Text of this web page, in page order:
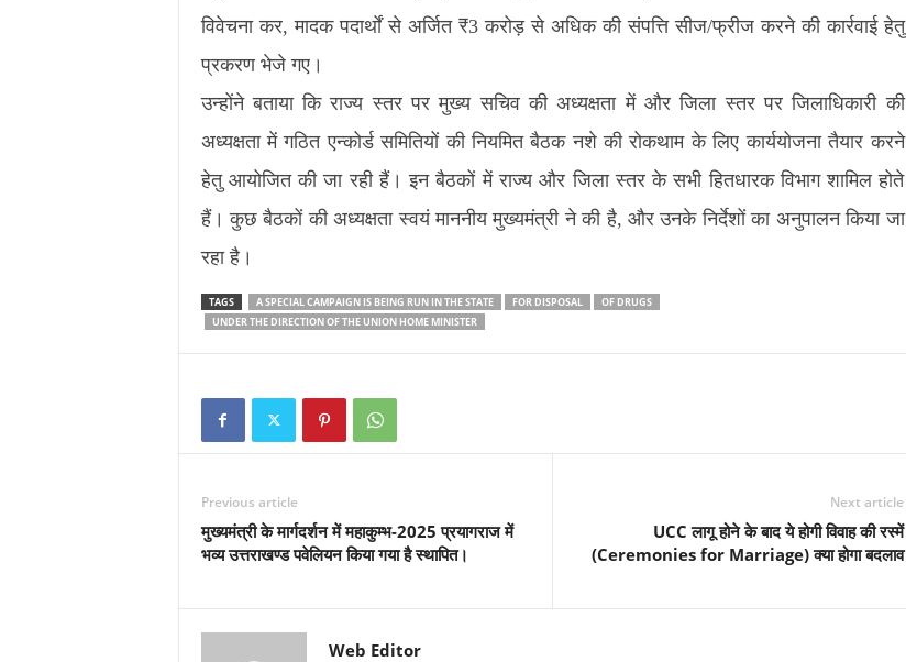
विवेचना कर, मादक पदार्थों से अर्जित ₹3 करोड़ से अधिक की संपत्ति सीज/फ्रीज करने की कार्रवाई हेतु
प्रकरण भेजे गए।
उन्होंने बताया कि राज्य स्तर पर मुख्य सचिव की अध्यक्षता में और जिला स्तर पर जिलाधिकारी की
अध्यक्षता में गठित एन्कोर्ड समितियों की नियमित बैठक नशे की रोकथाम के लिए कार्ययोजना तैयार करने
हेतु आयोजित की जा रही हैं। इन बैठकों में राज्य और जिला स्तर के सभी हितधारक विभाग शामिल होते
हैं। कुछ बैठकों की अध्यक्षता स्वयं माननीय मुख्यमंत्री ने की है, और उनके निर्देशों का अनुपालन किया जा
रहा है।
TAGS A SPECIAL CAMPAIGN IS BEING RUN IN THE STATE FOR DISPOSAL
OF DRUGS
UNDER THE DIRECTION OF THE UNION HOME MINISTER
Previous article
मुख्यमंत्री के मार्गदर्शन में महाकुम्भ-2025 प्रयागराज में
भव्य उत्तराखण्ड पवेलियन किया गया है स्थापित।
Next article
UCC लागू होने के बाद ये होगी विवाह की रस्में
(Ceremonies for Marriage) क्या होगा बदलाव
Web Editor